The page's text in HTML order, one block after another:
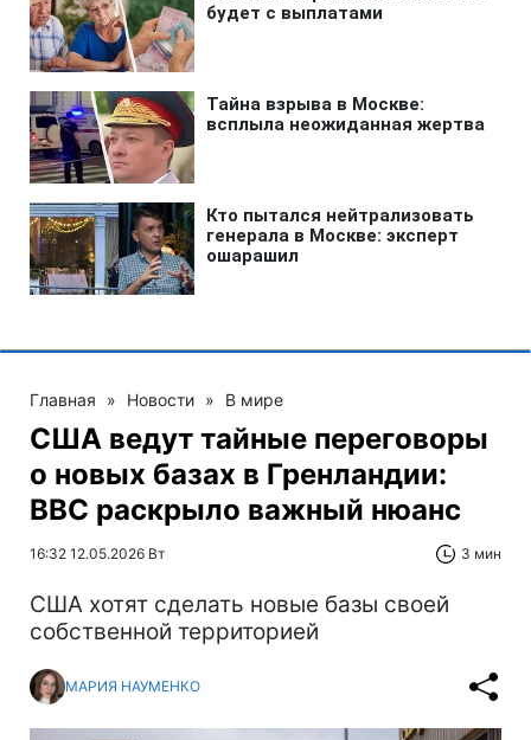
Главная » Новости » В мире
США ведут тайные переговоры
о новых базах в Гренландии:
BBC раскрыло важный нюанс
16:32 12.05.2026 Вт 3 мин
США хотят сделать новые базы своей
собственной территорией
МАРИЯ НАУМЕНКО